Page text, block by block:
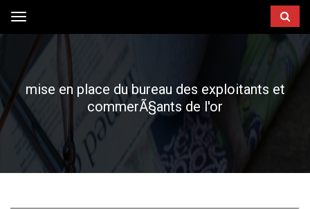
Toggle
navigation
mise en place du bureau des exploitants et
commerÃ§ants de l'or